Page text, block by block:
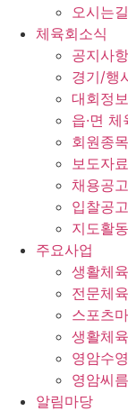
오시는길
체육회소식
공지사항
경기/행
대회정보
읍·면 체
회원종
보도자료
채용공고
입찰공고
지도활
주요사업
생활체
전문체
스포츠
생활체
영암수
영암씨
알림마당